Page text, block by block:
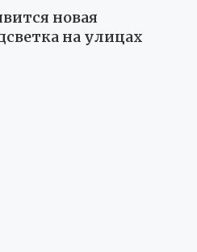
новая
на улицах